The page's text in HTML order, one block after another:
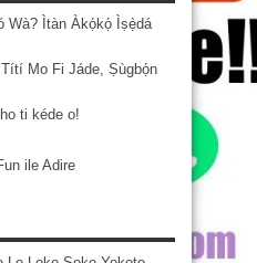
Wà? Ìtàn Àkọ́kọ́ Ìṣẹ̀dá
Mo Fi Jáde, Ṣùgbọ́n
ti kéde o!
ile Adire